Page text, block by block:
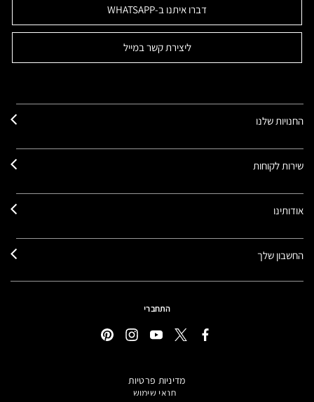
דברו איתנו ב-WHATSAPP
ליצירת קשר במייל
החנויות שלנו
שירות לקוחות
אודותינו
החשבון שלך
התחברי
מדיניות פרטיות
תנאי שימוש